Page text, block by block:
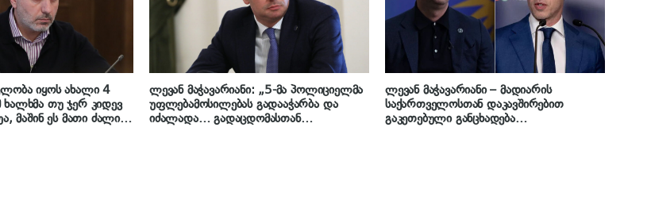
იყოს ახალი 4
თუ ჯერ კიდევ
მაშინ ეს მათი ძალიან
ლევან მაჭავარიანი: „5-მა პოლიციელმა
უფლებამოსილებას გადააჭარბა და
იძალადა… გადაცდომასთან
ლევან მაჭავარიანი – მადიარის
საქართველოსთან დაკავშირებით
გაკეთებული განცხადება